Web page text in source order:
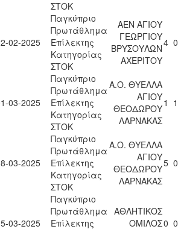
ΣΤΟΚ
02-2025
Παγκύπριο
Πρωτάθλημα
Επίλεκτης
Κατηγορίας
ΣΤΟΚ
ΑΕΝ ΑΓΙΟΥ
ΓΕΩΡΓΙΟΥ
ΒΡΥΣΟΥΛΩΝ
ΑΧΕΡΙΤΟΥ
4 0
03-2025
Παγκύπριο
Πρωτάθλημα
Επίλεκτης
Κατηγορίας
ΣΤΟΚ
Α.Ο. ΘΥΕΛΛΑ
ΑΓΙΟΥ
ΘΕΟΔΩΡΟΥ
ΛΑΡΝΑΚΑΣ
1 1
03-2025
Παγκύπριο
Πρωτάθλημα
Επίλεκτης
Κατηγορίας
ΣΤΟΚ
Α.Ο. ΘΥΕΛΛΑ
ΑΓΙΟΥ
ΘΕΟΔΩΡΟΥ
ΛΑΡΝΑΚΑΣ
5 0
03-2025
Παγκύπριο
Πρωτάθλημα
Επίλεκτης
ΑΘΛΗΤΙΚΟΣ
ΟΜΙΛΟΣ0 0